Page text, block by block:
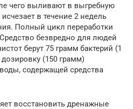
чего выливают в выгребную
в течение 2 недель
Полный цикл переработки
безвредно для людей
берут 75 грамм бактерий (1
(150 грамм)
содержащей средства
восстановить дренажные